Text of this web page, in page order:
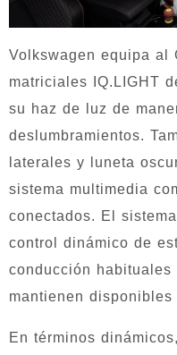
Volkswagen equipa al
matriciales IQ.LIGHT
su haz de luz de
deslumbramientos.
laterales y luneta
sistema multimedia
conectados. El
control dinámico de
conducción
mantienen
En términos